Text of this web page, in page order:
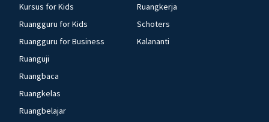
Kursus for Kids
Ruangguru for Kids
Ruangguru for Business
Ruanguji
Ruangbaca
Ruangkelas
Ruangbelajar
Ruangkerja
Schoters
Kalananti